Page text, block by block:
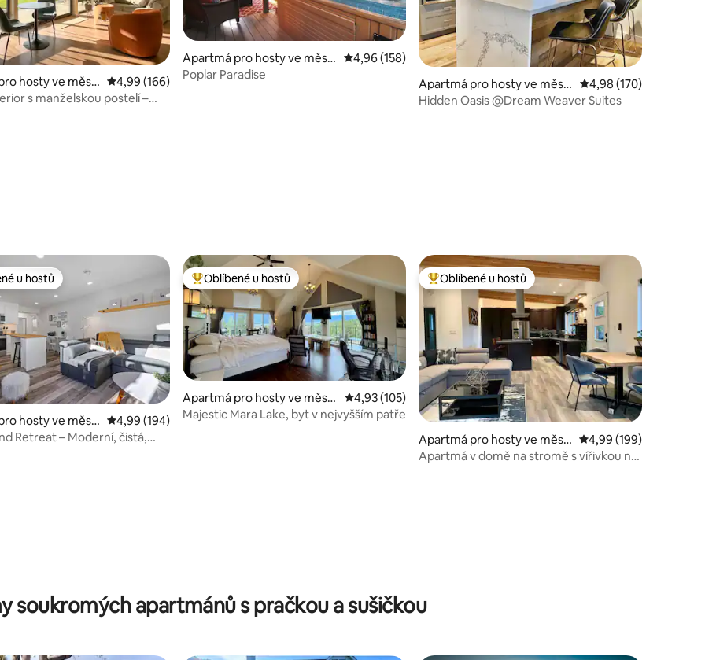
z 5, 205 hodnocení
hosty ve měst
Průměrné hodnocení 4,99 z 5, 166 hodnocení
4,99 (166)
s manželskou postelí –
Apartmá pro hosty ve měst
ě Hinton
Průměrné hodnocení 4,96 z 5, 158 hodnocení
4,96 (158)
Poplar Paradise
Apartmá pro hosty ve měst
ě Invermere
Průměrné hodnocení
4,98 (170)
Hidden Oasis @Dream Weaver Suites
z 5, 109 hodnocení
kategorii Oblíbené u hostů
u hostů
hosty ve měst
8
Průměrné hodnocení 4,99 z 5, 194 hodnocení
4,99 (194)
Retreat – Moderní, čistá,
Nejlepší v kategorii Oblíbené u hostů
Oblíbené u hostů
Apartmá pro hosty ve měst
ě Mara
Průměrné hodnocení 4,93 z 5, 105 hodnocení
4,93 (105)
Majestic Mara Lake, byt v nejvyšším patře
Nejlepší v kategorii Oblíbené u hostů
Oblíbené u hostů
Apartmá pro hosty ve měst
ě Bonnington Falls
Průměrné hodnocení
4,99 (199)
Apartmá v domě na stromě s vířivkou na
soukromých apartmánů s pračkou a sušičkou